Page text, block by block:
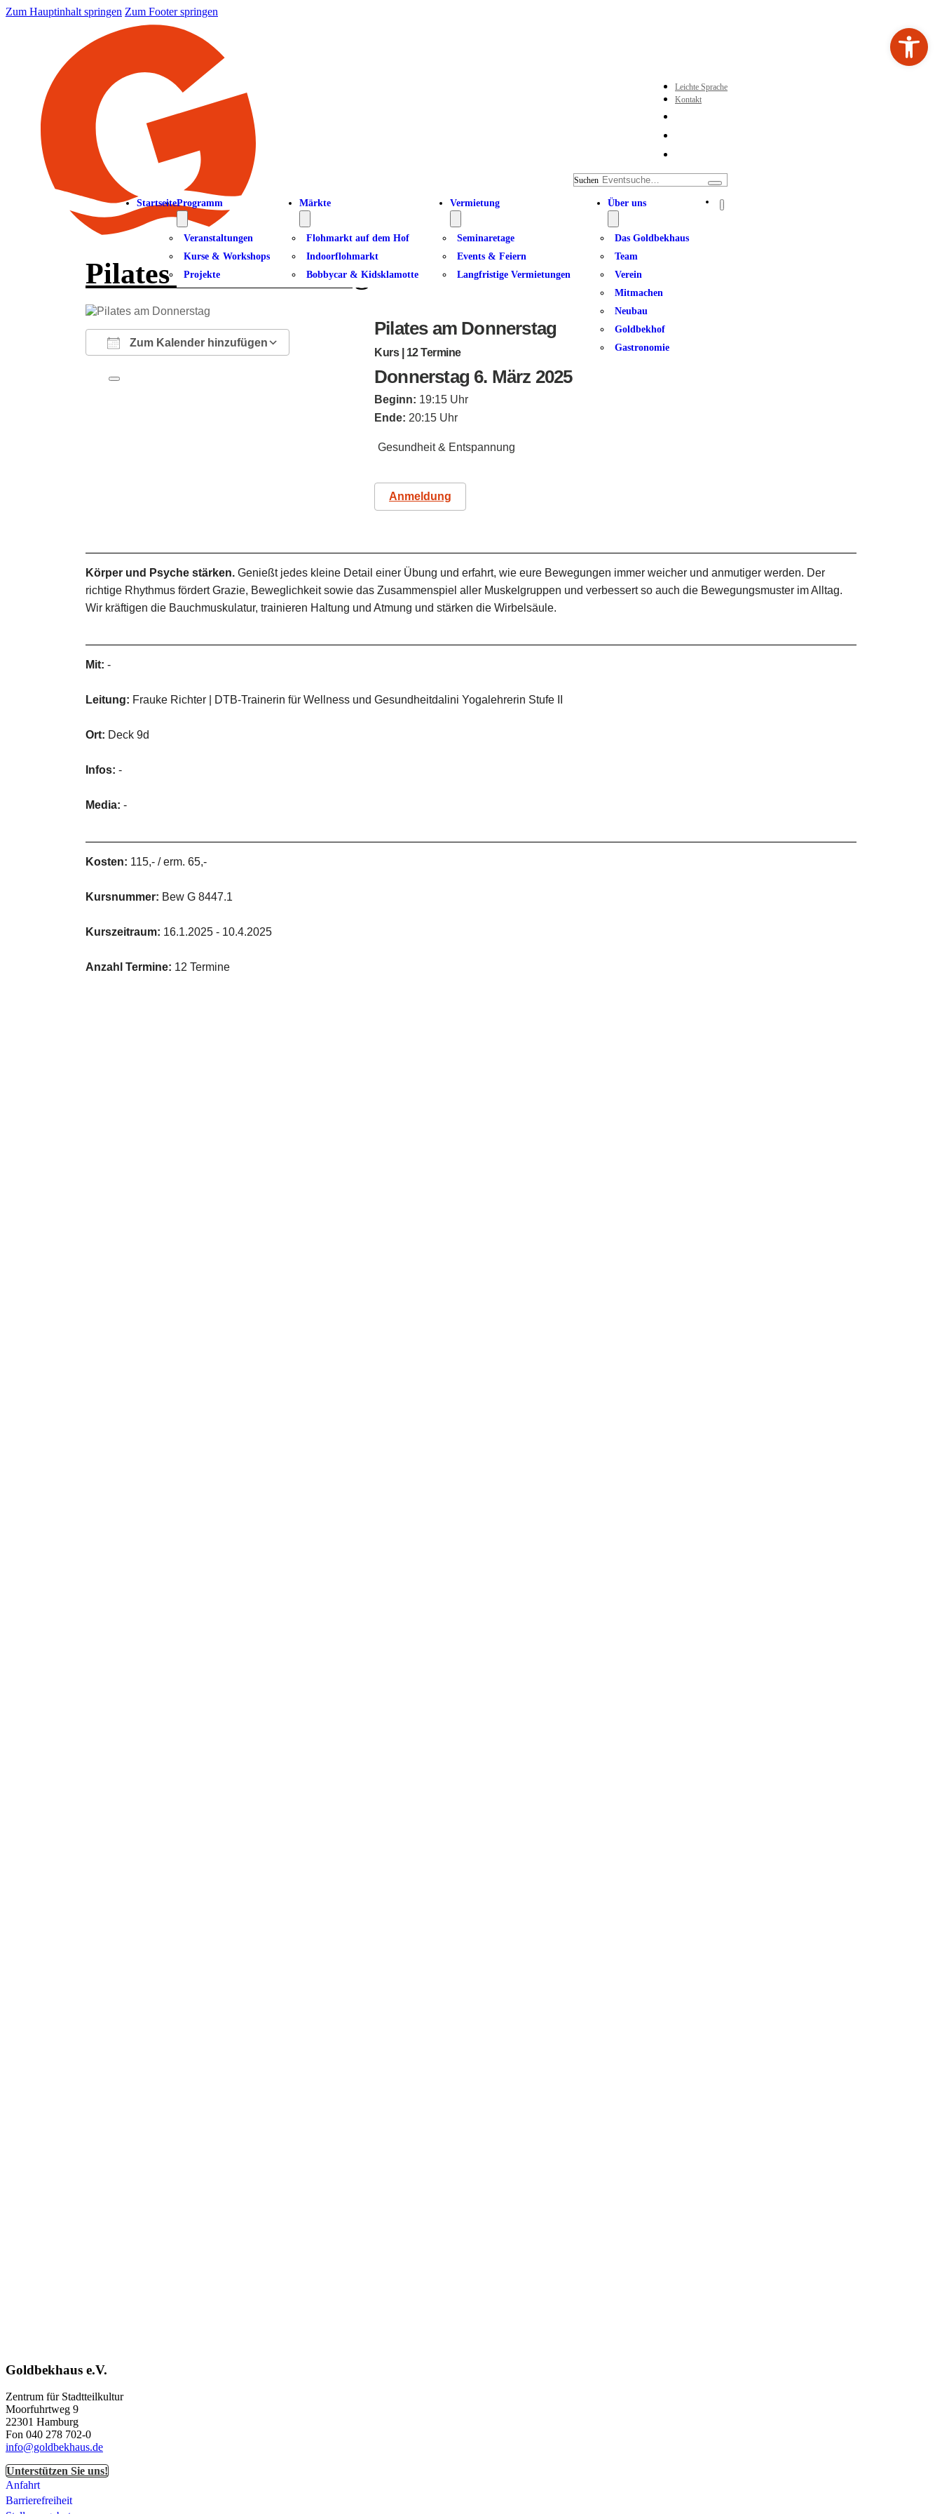
Zum Hauptinhalt springen Zum Footer springen
Leichte Sprache
Kontakt
Suchen
StartseiteProgramm
Veranstaltungen
Kurse & Workshops
Projekte
Märkte
Flohmarkt auf dem Hof
Indoorflohmarkt
Bobbycar & Kidsklamotte
Vermietung
Seminaretage
Events & Feiern
Langfristige Vermietungen
Über uns
Das Goldbekhaus
Team
Verein
Mitmachen
Neubau
Goldbekhof
Gastronomie
Pilates am Donnerstag
Zum Kalender hinzufügen
ICS herunterladen
Pilates am Donnerstag
Kurs | 12 Termine
Donnerstag 6. März 2025
Beginn: 19:15 Uhr
Ende: 20:15 Uhr
Gesundheit & Entspannung
Anmeldung
Körper und Psyche stärken. Genießt jedes kleine Detail einer Übung und erfahrt, wie eure Bewegungen immer weicher und anmutiger werden. Der
richtige Rhythmus fördert Grazie, Beweglichkeit sowie das Zusammenspiel aller Muskelgruppen und verbessert so auch die Bewegungsmuster im Alltag.
Wir kräftigen die Bauchmuskulatur, trainieren Haltung und Atmung und stärken die Wirbelsäule.
Mit: -
Leitung: Frauke Richter | DTB-Trainerin für Wellness und Gesundheitdalini Yogalehrerin Stufe II
Ort: Deck 9d
Infos: -
Media: -
Kosten: 115,- / erm. 65,-
Kursnummer: Bew G 8447.1
Kurszeitraum: 16.1.2025 - 10.4.2025
Anzahl Termine: 12 Termine
Goldbekhaus e.V.
Zentrum für Stadtteilkultur
Moorfuhrtweg 9
22301 Hamburg
Fon 040 278 702-0
info@goldbekhaus.de
Unterstützen Sie uns!
Anfahrt
Barrierefreiheit